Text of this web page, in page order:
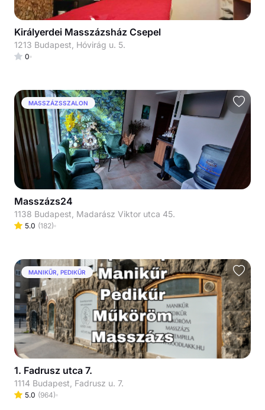
Királyerdei Masszázsház Csepel
1213 Budapest, Hóvirág u. 5.
0
MASSZÁZSSZALON
Masszázs24
1138 Budapest, Madarász Viktor utca 45.
5.0 (182)
MANIKŰR, PEDIKŰR
1. Fadrusz utca 7.
1114 Budapest, Fadrusz u. 7.
5.0 (964)